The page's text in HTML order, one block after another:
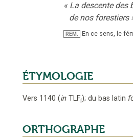
« La descente des
de nos forestiers
REM. En ce sens, le
ÉTYMOLOGIE
Vers 1140 (in TLFi); du bas latin
ORTHOGRAPHE